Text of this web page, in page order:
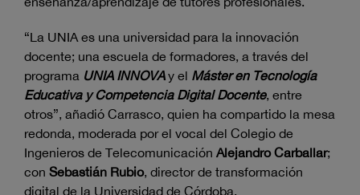
“La UNIA es una universidad para la innovación
docente; una escuela de formadores, a través del
programa UNIA INNOVAy el Máster en Tecnología
Educativa y Competencia Digital Docente, entre
otros”, añadió Carrasco, quien ha compartido la mesa
redonda, moderada por el vocal del Colegio de
Ingenieros de Telecomunicación Alejandro Carballar;
con Sebastián Rubio, director de transformación
digital de la Universidad de Córdoba.